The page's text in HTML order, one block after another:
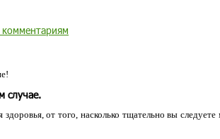
случае.
от того, насколько тщательно вы